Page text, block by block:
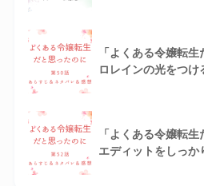
「よくある令嬢転
ロレインの光をつけ
「よくある令嬢転
エディットをしっか